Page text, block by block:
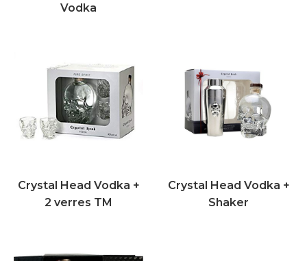
Vodka
Crystal Head Vodka +
2 verres TM
Crystal Head Vodka +
Shaker